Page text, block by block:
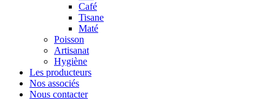
Café
Tisane
Maté
Poisson
Artisanat
Hygiène
Les producteurs
Nos associés
Nous contacter